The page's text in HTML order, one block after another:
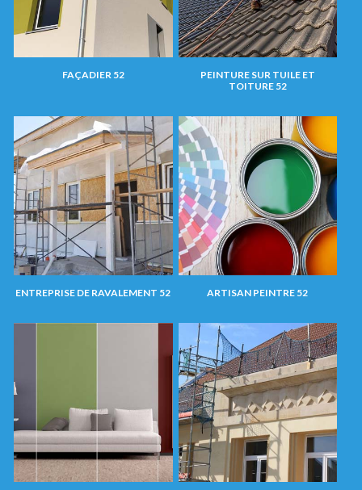
FAÇADIER 52
PEINTURE SUR TUILE ET
TOITURE 52
ENTREPRISE DE RAVALEMENT 52 ARTISAN PEINTRE 52